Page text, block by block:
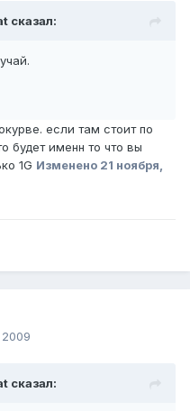
сказал:
если там стоит по
будет именн то что вы
1G Изменено 21 ноября,
сказал: